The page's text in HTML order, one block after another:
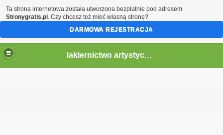
lakiernictwo artystyczne
Ta strona internetowa została utworzona bezpłatnie pod adresem
Stronygratis.pl . Czy chcesz też mieć własną stronę?
DARMOWA REJESTRACJA